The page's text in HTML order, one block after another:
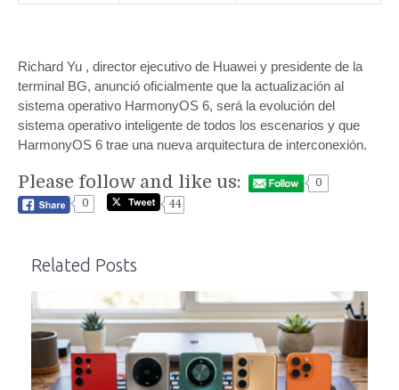
Richard Yu , director ejecutivo de Huawei y presidente de la
terminal BG, anunció oficialmente que la actualización al
sistema operativo HarmonyOS 6, será la evolución del
sistema operativo inteligente de todos los escenarios y que
HarmonyOS 6 trae una nueva arquitectura de interconexión.
Please follow and like us:
0
0
44
Related Posts